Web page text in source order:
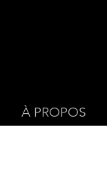
À PROPOS